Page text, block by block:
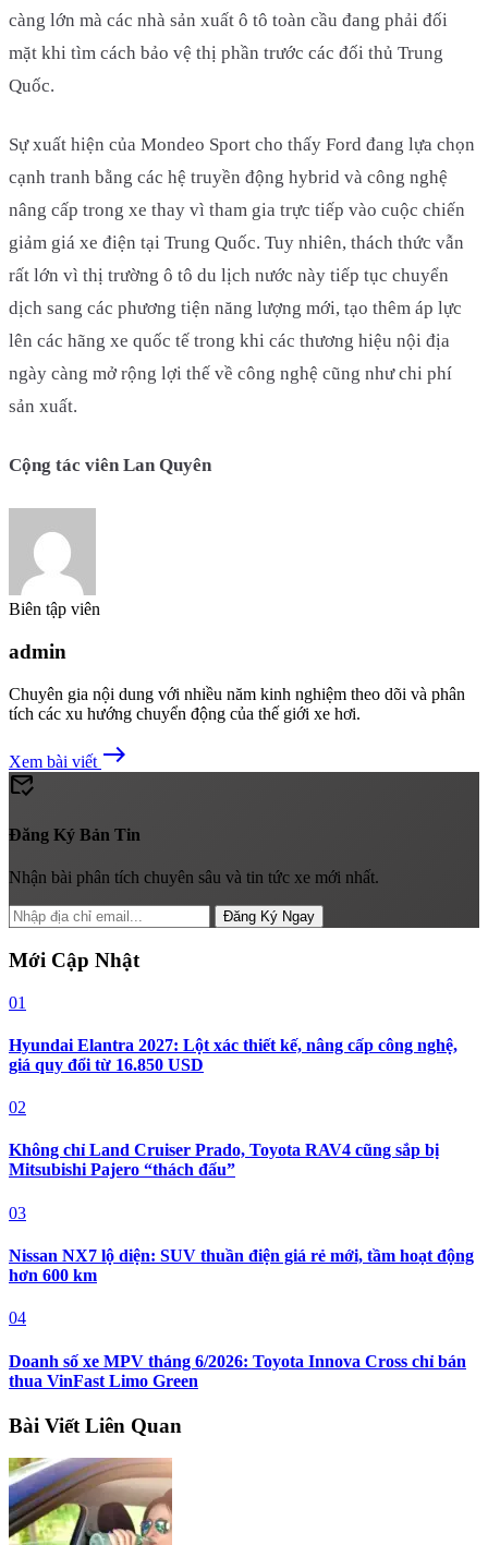
càng lớn mà các nhà sản xuất ô tô toàn cầu đang phải đối
mặt khi tìm cách bảo vệ thị phần trước các đối thủ Trung
Quốc.
Sự xuất hiện của Mondeo Sport cho thấy Ford đang lựa chọn
cạnh tranh bằng các hệ truyền động hybrid và công nghệ
nâng cấp trong xe thay vì tham gia trực tiếp vào cuộc chiến
giảm giá xe điện tại Trung Quốc. Tuy nhiên, thách thức vẫn
rất lớn vì thị trường ô tô du lịch nước này tiếp tục chuyển
dịch sang các phương tiện năng lượng mới, tạo thêm áp lực
lên các hãng xe quốc tế trong khi các thương hiệu nội địa
ngày càng mở rộng lợi thế về công nghệ cũng như chi phí
sản xuất.
Cộng tác viên Lan Quyên
Biên tập viên
admin
Chuyên gia nội dung với nhiều năm kinh nghiệm theo dõi và phân
tích các xu hướng chuyển động của thế giới xe hơi.
Xem bài viết east
mark_email_read
Đăng Ký Bản Tin
Nhận bài phân tích chuyên sâu và tin tức xe mới nhất.
Đăng Ký Ngay
Mới Cập Nhật
01
Hyundai Elantra 2027: Lột xác thiết kế, nâng cấp công nghệ,
giá quy đổi từ 16.850 USD
02
Không chỉ Land Cruiser Prado, Toyota RAV4 cũng sắp bị
Mitsubishi Pajero “thách đấu”
03
Nissan NX7 lộ diện: SUV thuần điện giá rẻ mới, tầm hoạt động
hơn 600 km
04
Doanh số xe MPV tháng 6/2026: Toyota Innova Cross chỉ bán
thua VinFast Limo Green
Bài Viết Liên Quan